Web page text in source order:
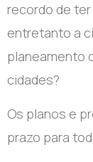
recordo de
entretanto a
planeamento
cidades?
Os planos e
prazo para